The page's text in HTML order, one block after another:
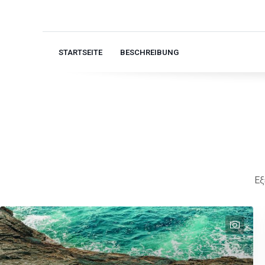
STARTSEITE BESCHREIBUNG
text